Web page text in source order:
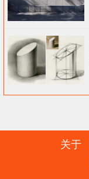
关于